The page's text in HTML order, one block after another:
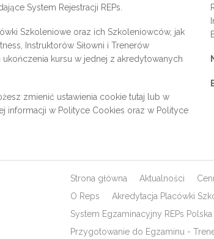
System Rejestracji REPs.
Szkoleniowe oraz ich Szkoleniowców, jak
Instruktorów Siłowni i Trenerów
kursu w jednej z akredytowanych
zmienić ustawienia cookie tutaj lub w
informacji w Polityce Cookies oraz w Polityce
Strona główna Aktualności
O Reps
Akredytacja Placówki
System Egzaminacyjny REPs Polska
Przygotowanie do Egzaminu -